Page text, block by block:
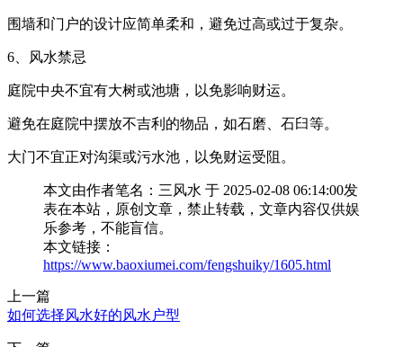
围墙和门户的设计应简单柔和，避免过高或过于复杂。
6、风水禁忌
庭院中央不宜有大树或池塘，以免影响财运。
避免在庭院中摆放不吉利的物品，如石磨、石臼等。
大门不宜正对沟渠或污水池，以免财运受阻。
本文由作者笔名：三风水 于 2025-02-08 06:14:00发
表在本站，原创文章，禁止转载，文章内容仅供娱
乐参考，不能盲信。
本文链接：
https://www.baoxiumei.com/fengshuiky/1605.html
上一篇
如何选择风水好的风水户型